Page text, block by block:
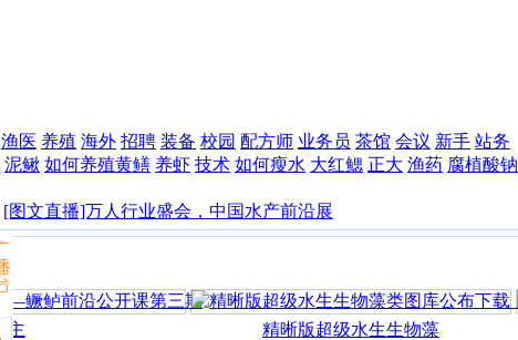
渔医 养殖 海外 招聘 装备 校园 配方师 业务员 茶馆 会议 新手 站务
泥鳅 如何养殖黄鳝 养虾 技术 如何瘦水 大红鳃 正大 渔药 腐植酸钠
[图文直播]万人行业盛会，中国水产前沿展
精晰版超级水生生物藻